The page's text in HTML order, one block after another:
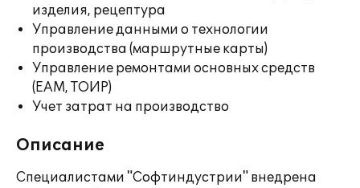
изделия, рецептура
Управление данными о технологии
производства (маршрутные карты)
Управление ремонтами основных средств
(EAM, ТОИР)
Учет затрат на производство
Описание
Специалистами "Софтиндустрии" внедрена